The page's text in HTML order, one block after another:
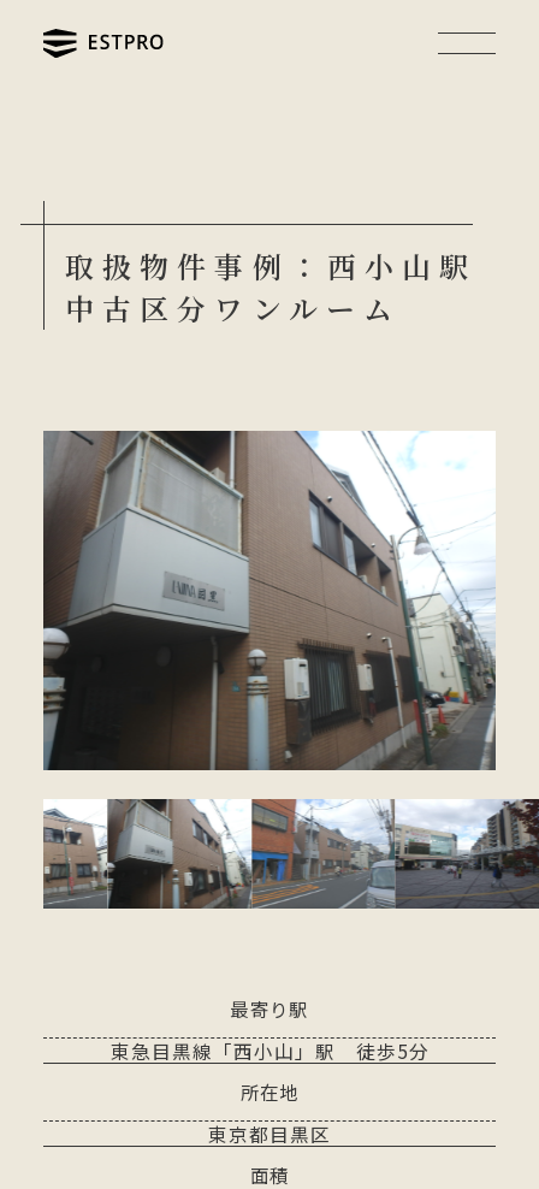
取扱物件事例：西小山駅
中古区分ワンルーム
最寄り駅
東急目黒線「西小山」駅 徒歩5分
所在地
東京都目黒区
面積